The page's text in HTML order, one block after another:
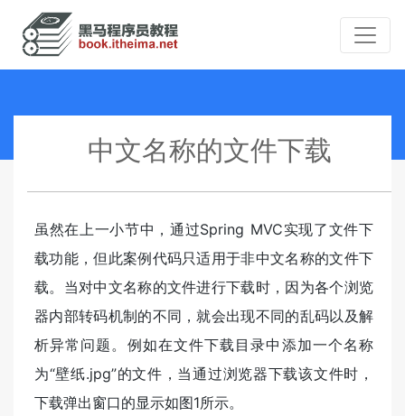
中文名称的文件下载
虽然在上一小节中，通过Spring MVC实现了文件下
载功能，但此案例代码只适用于非中文名称的文件下
载。当对中文名称的文件进行下载时，因为各个浏览
器内部转码机制的不同，就会出现不同的乱码以及解
析异常问题。例如在文件下载目录中添加一个名称
为“壁纸.jpg”的文件，当通过浏览器下载该文件时，
下载弹出窗口的显示如图1所示。